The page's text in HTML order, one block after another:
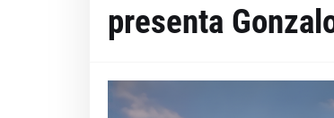
presenta